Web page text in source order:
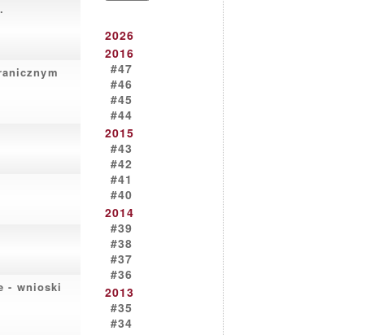
- wnioski
2026
2016
#47
#46
#45
#44
2015
#43
#42
#41
#40
2014
#39
#38
#37
#36
2013
#35
#34